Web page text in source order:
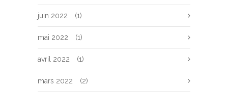
juin 2022 (1)
mai 2022 (1)
avril 2022 (1)
mars 2022 (2)